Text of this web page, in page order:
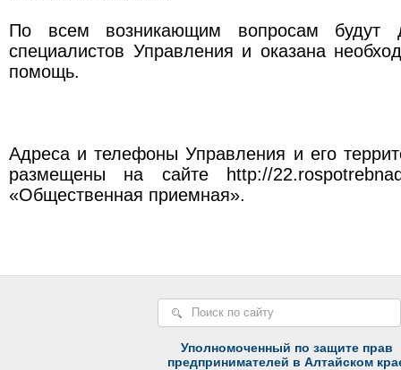
По всем возникающим вопросам будут
специалистов Управления и оказана
помощь.
Адреса и телефоны Управления и его
размещены на сайте http://
«Общественная приемная».
Уполномоченный по защите прав
предпринимателей в Алтайском